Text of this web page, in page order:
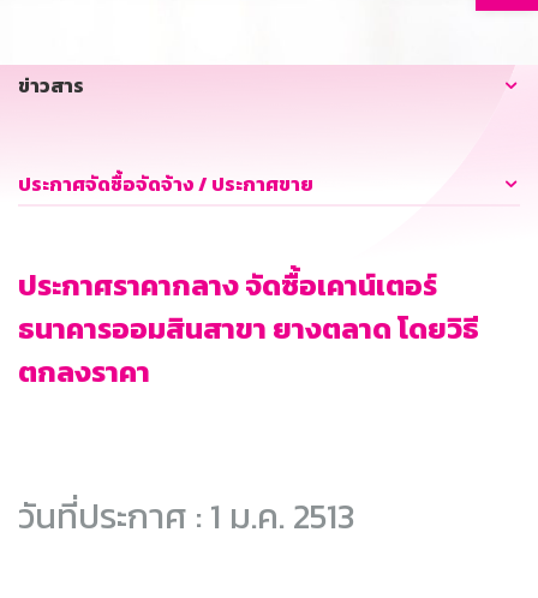
ข่าวสาร
ประกาศจัดซื้อจัดจ้าง / ประกาศขาย
ประกาศราคากลาง จัดซื้อเคาน์เตอร์
ธนาคารออมสินสาขา ยางตลาด โดยวิธี
ตกลงราคา
วันที่ประกาศ : 1 ม.ค. 2513